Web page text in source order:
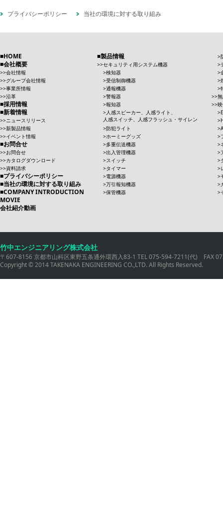
プライバシーポリシー 当社の環境に対する取り組み
HOME
会社概要
会社情報
グループ会社情報
事業所情報
沿革
採用情報
新着情報
ニュースリリース
新製品情報
イベント情報
お問合せ
お問合せ
カタログダウンロード
資料請求
プライバシーポリシー
当社の環境に対する取り組み
COMPANY INTRODUCTION
MOVIE
会社紹介動画
製品情報
セキュリティ用システム機器
検知器
受信制御機器
通報機器
警報器
報知器
人感スピーカー、人感ライト、
人感スイッチ、人感フラッシュ・サイレン
防犯ライト
ホーミーグッズ
多重伝送機器
出入管理機器
スイッチ
タイマー
電源機器
万引報知機器
保管機器
竹中エンジニアリング株式会社
〒607-8156 京都市山科区東野五条通外環西入83-1 TEL 075-594-7211(代) FAX
Copyright © 2014 TAKENAKA ENGINEERING CO.,LTD. All Rights Reserved.